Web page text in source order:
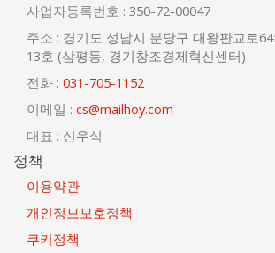
사업자등록번호 : 350-72-00047
주소 : 경기도 성남시 분당구 대왕판교로
13호 (삼평동, 경기창조경제혁신센터)
전화 : 031-705-1152
이메일 : cs@mailhoy.com
대표 : 신우석
정책
이용약관
개인정보보호정책
쿠키정책